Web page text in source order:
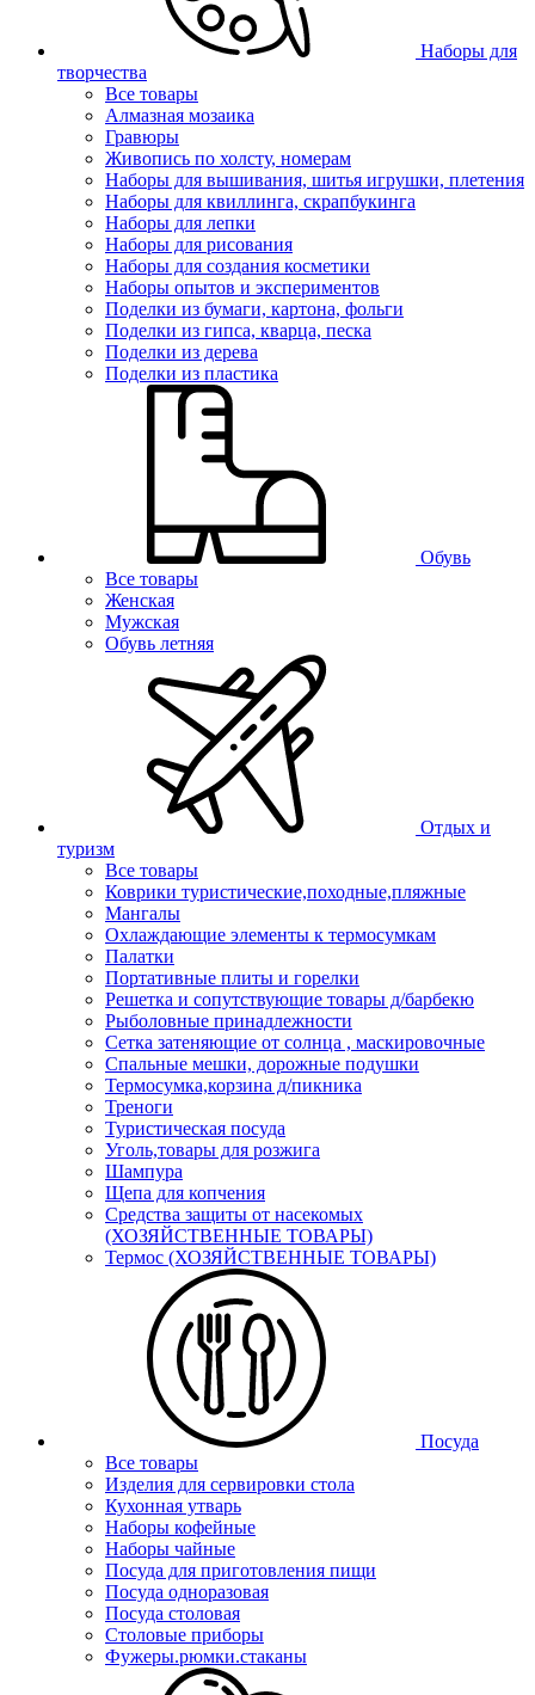
Наборы для
творчества
Все товары
Алмазная мозаика
Гравюры
Живопись по холсту, номерам
Наборы для вышивания, шитья игрушки, плетения
Наборы для квиллинга, скрапбукинга
Наборы для лепки
Наборы для рисования
Наборы для создания косметики
Наборы опытов и экспериментов
Поделки из бумаги, картона, фольги
Поделки из гипса, кварца, песка
Поделки из дерева
Поделки из пластика
Обувь
Все товары
Женская
Мужская
Обувь летняя
Отдых и
туризм
Все товары
Коврики туристические,походные,пляжные
Мангалы
Охлаждающие элементы к термосумкам
Палатки
Портативные плиты и горелки
Решетка и сопутствующие товары д/барбекю
Рыболовные принадлежности
Сетка затеняющие от солнца , маскировочные
Спальные мешки, дорожные подушки
Термосумка,корзина д/пикника
Треноги
Туристическая посуда
Уголь,товары для розжига
Шампура
Щепа для копчения
Средства защиты от насекомых
(ХОЗЯЙСТВЕННЫЕ ТОВАРЫ)
Термос (ХОЗЯЙСТВЕННЫЕ ТОВАРЫ)
Посуда
Все товары
Изделия для сервировки стола
Кухонная утварь
Наборы кофейные
Наборы чайные
Посуда для приготовления пищи
Посуда одноразовая
Посуда столовая
Столовые приборы
Фужеры.рюмки.стаканы